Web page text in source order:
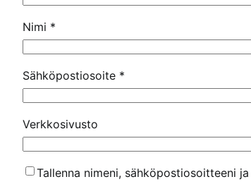
Nimi *
Sähköpostiosoite *
Verkkosivusto
Tallenna nimeni, sähköpostiosoitteeni